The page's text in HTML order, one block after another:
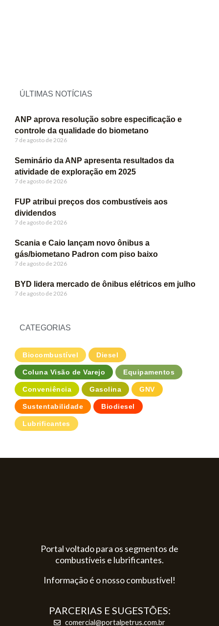
ÚLTIMAS NOTÍCIAS
ANP aprova resolução sobre especificação e
controle da qualidade do biometano
7 de agosto de 2026
Seminário da ANP apresenta resultados da
atividade de exploração em 2025
7 de agosto de 2026
FUP atribui preços dos combustíveis aos
dividendos
7 de agosto de 2026
Scania e Caio lançam novo ônibus a
gás/biometano Padron com piso baixo
7 de agosto de 2026
BYD lidera mercado de ônibus elétricos em julho
7 de agosto de 2026
CATEGORIAS
Biocombustível Diesel
Coluna Visão de Varejo Equipamentos
Conveniência Gasolina GNV
Sustentabilidade Biodiesel
Lubrificantes
Portal voltado para os segmentos de
combustíveis e lubrificantes.
Informação é o nosso combustível!
PARCERIAS E SUGESTÕES:
comercial@portalpetrus.com.br